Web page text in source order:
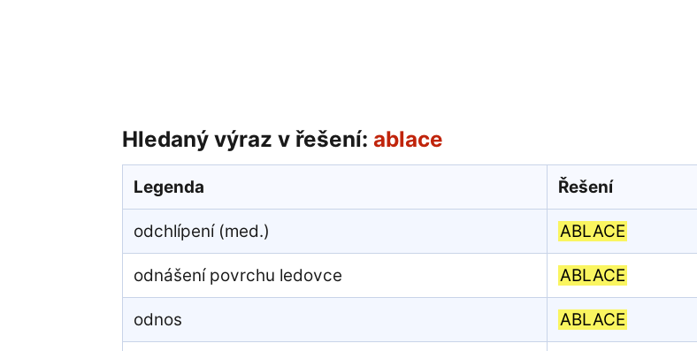
Hledaný výraz v řešení: ablace
Legenda Řešení
odchlípení (med.) ABLACE
odnášení povrchu ledovce ABLACE
odnos ABLACE